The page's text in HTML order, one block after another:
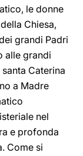
le donne
Chiesa,
grandi Padri
alle grandi
Caterina
a Madre
nel
e profonda
Come si